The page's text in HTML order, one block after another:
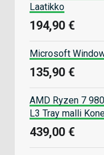
Laatikko
194,90 €
Microsoft
135,90 €
AMD Ryzen 7
L3 Tray malli
439,00 €